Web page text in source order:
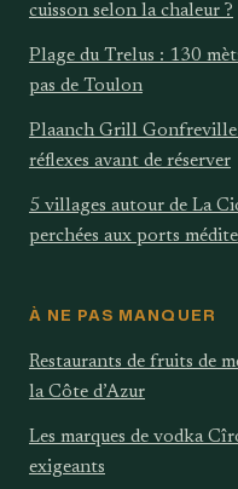
cuisson selon la chaleur ?
Plage du Trelus : 130
pas de Toulon
Plaanch Grill Gonfreville
réflexes avant de réserver
5 villages autour de La
perchées aux ports
À NE PAS MANQUER
Restaurants de fruits de
la Côte d’Azur
Les marques de vodka
exigeants